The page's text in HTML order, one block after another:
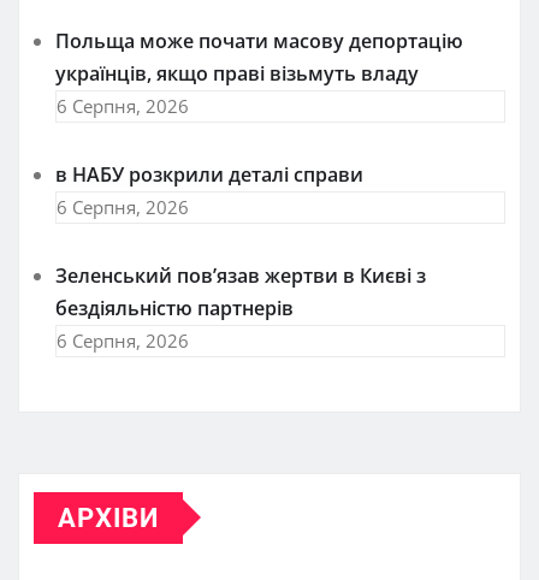
Польща може почати масову депортацію
українців, якщо праві візьмуть владу
6 Серпня, 2026
в НАБУ розкрили деталі справи
6 Серпня, 2026
Зеленський пов’язав жертви в Києві з
бездіяльністю партнерів
6 Серпня, 2026
АРХІВИ